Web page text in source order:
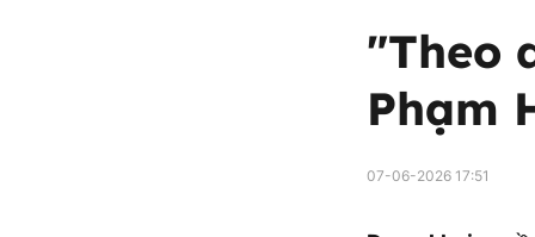
"Theo
Phạm
07-06-2026 17:51